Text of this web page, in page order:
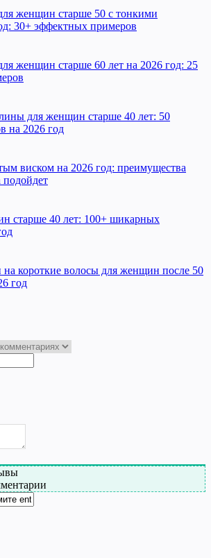
женщин старше 50 с тонкими
30+ эффектных примеров
женщин старше 60 лет на 2026 год: 25
для женщин старше 40 лет: 50
на 2026 год
виском на 2026 год: преимущества
старше 40 лет: 100+ шикарных
короткие волосы для женщин после 50
год